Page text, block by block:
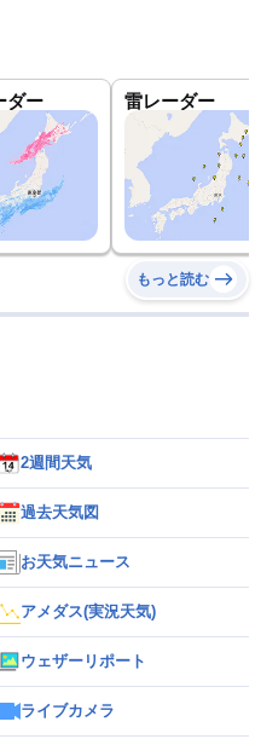
ダー 雷レーダー
もっと読む
2週間天気
過去天気図
お天気ニュース
アメダス(実況天気)
ウェザーリポート
ライブカメラ